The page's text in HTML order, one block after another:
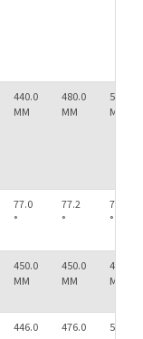
440.0
MM
480.0
MM
520.0
MM
77.0
°
77.2
°
77.5
°
450.0
MM
450.0
MM
450.0
MM
446.0
476.0
501.0